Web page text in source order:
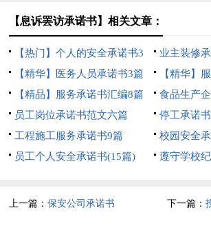
【息诉罢访承诺书】相关文章：
【热门】个人的安全承诺书3
篇
业主装修
【精华】医务人员承诺书3篇
【精华】
【精品】服务承诺书汇编8篇
食品生产
员工岗位承诺书范文六篇
停工承诺书
工程施工服务承诺书9篇
校园安全
员工个人安全承诺书(15篇)
遵守学校
上一篇：保安公司承诺书 下一篇：